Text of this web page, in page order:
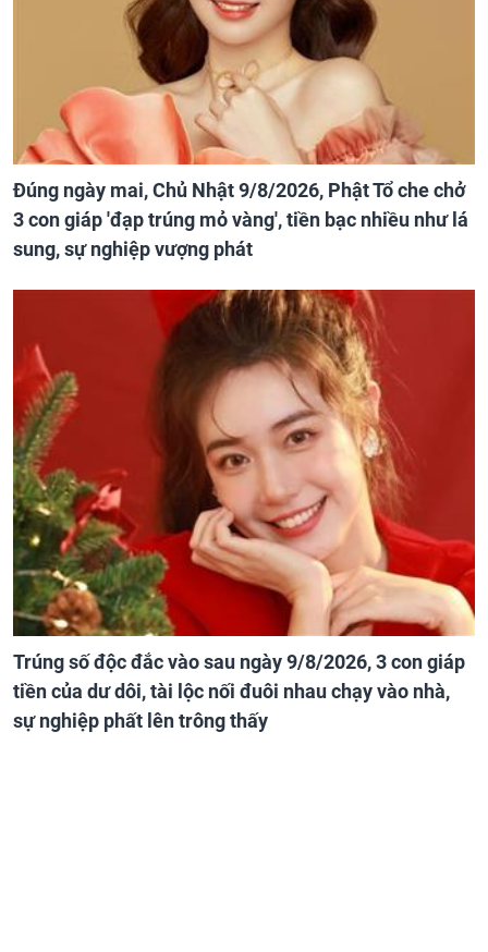
Đúng ngày mai, Chủ Nhật 9/8/2026, Phật Tổ che chở
3 con giáp 'đạp trúng mỏ vàng', tiền bạc nhiều như lá
sung, sự nghiệp vượng phát
Trúng số độc đắc vào sau ngày 9/8/2026, 3 con giáp
tiền của dư dôi, tài lộc nối đuôi nhau chạy vào nhà,
sự nghiệp phất lên trông thấy